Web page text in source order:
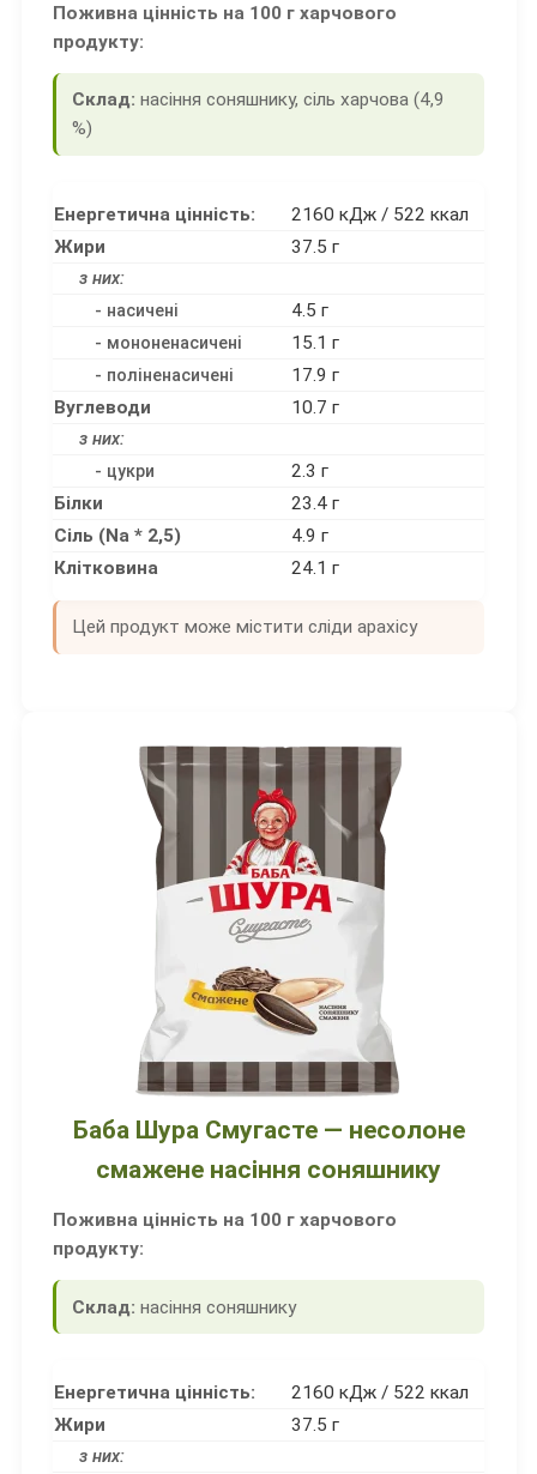
Поживна цінність на 100 г харчового
продукту:
Склад: насіння соняшнику, сіль харчова (4,9
%)
Енергетична цінність:
2160 кДж / 522 ккал
Жири
37.5 г
з них:
- насичені 4.5 г
- мононенасичені 15.1 г
- поліненасичені
17.9 г
Вуглеводи
10.7 г
з них:
- цукри
2.3 г
Білки
23.4 г
Сіль (Na * 2,5)
4.9 г
Клітковина
24.1 г
Цей продукт може містити сліди арахісу
Баба Шура Смугасте — несолоне
смажене насіння соняшнику
Поживна цінність на 100 г харчового
продукту:
Склад: насіння соняшнику
Енергетична цінність:
2160 кДж / 522 ккал
Жири
37.5 г
з них: